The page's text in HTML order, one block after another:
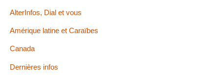
AlterInfos, Dial et vous
Amérique latine et Caraïbes
Canada
Dernières infos